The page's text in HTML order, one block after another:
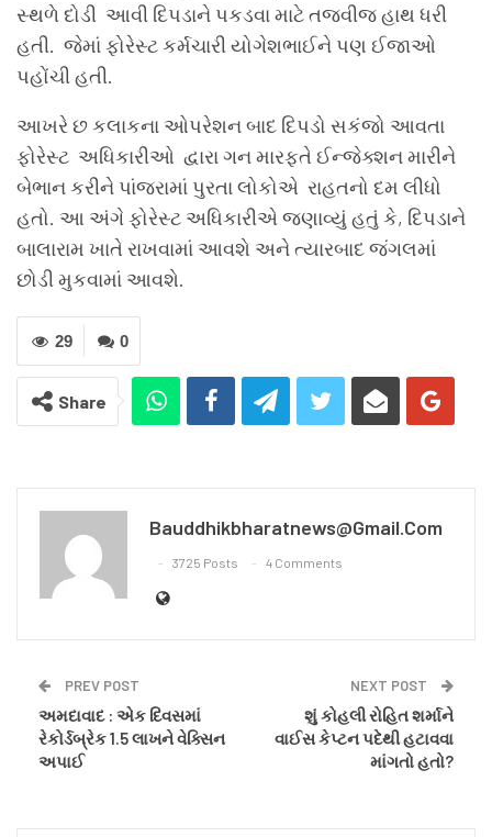
સ્થળે દોડી આવી દિપડાને પકડવા માટે તજવીજ હાથ ધરી
હતી. જેમાં ફોરેસ્ટ કર્મચારી યોગેશભાઈને પણ ઈજાઓ
પહોંચી હતી.
આખરે છ કલાકના ઓપરેશન બાદ દિપડો સકંજો આવતા
ફોરેસ્ટ અધિકારીઓ દ્વારા ગન મારફતે ઈન્જેક્શન મારીને
બેભાન કરીને પાંજરામાં પુરતા લોકોએ રાહતનો દમ લીધો
હતો. આ અંગે ફોરેસ્ટ અધિકારીએ જણાવ્યું હતું કે, દિપડાને
બાલારામ ખાતે રાખવામાં આવશે અને ત્યારબાદ જંગલમાં
છોડી મુકવામાં આવશે.
0
29
Share
Bauddhikbharatnews@gmail.com
3725 Posts 4 Comments
PREV POST
અમદાવાદ : એક દિવસમાં
રેકોર્ડબ્રેક 1.5 લાખને વેક્સિન
અપાઈ
NEXT POST
શું કોહલી રોહિત શર્માને
વાઈસ કેપ્ટન પદેથી હટાવવા
માંગતો હતો?